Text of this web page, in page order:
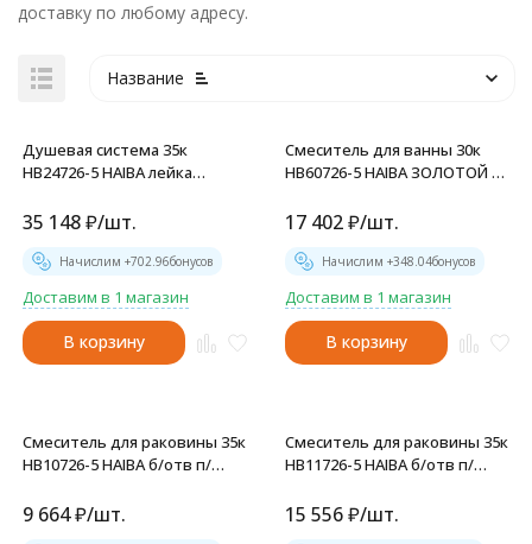
доставку по любому адресу.
Название
Душевая система 35к
HB24726-5 HAIBA лейка
ЗОЛОТОЙ - HB24726-5
35 148₽/шт.
Начислим +702.96бонусов
Доставим в 1 магазин
В корзину
Смеситель для ванны 30к
HB60726-5 HAIBA ЗОЛОТОЙ -
17 402₽/шт.
Начислим +348.04бонусов
Доставим в 1 магазин
В корзину
Смеситель для раковины 35к
HB10726-5 HAIBA б/отв п/
9 664₽/шт.
Смеситель для раковины 35к
HB11726-5 HAIBA б/отв п/
15 556₽/шт.